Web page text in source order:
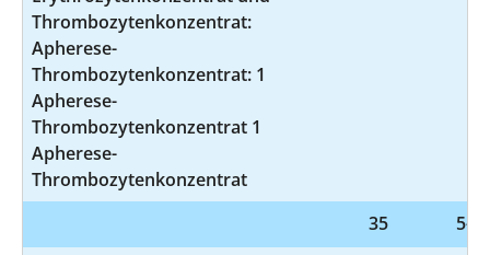
Thrombozytenkonzentrat:
Apherese-
Thrombozytenkonzentrat: 1
Apherese-
Thrombozytenkonzentrat 1
Apherese-
Thrombozytenkonzentrat
35
5-